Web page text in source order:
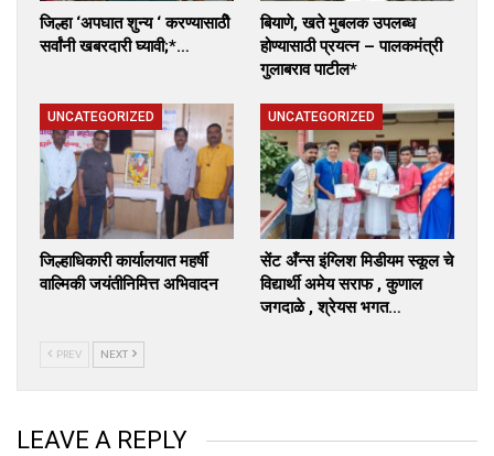
जिल्हा ‘अपघात शुन्य ‘ करण्यासाठीे
सर्वांनी खबरदारी घ्यावी;*…
बियाणे, खते मुबलक उपलब्ध
होण्यासाठी प्रयत्न – पालकमंत्री
गुलाबराव पाटील*
UNCATEGORIZED
जिल्हाधिकारी कार्यालयात महर्षी
वाल्मिकी जयंतीनिमित्त अभिवादन
UNCATEGORIZED
सेंट अँन्स इंग्लिश मिडीयम स्कूल चे
विद्यार्थी अमेय सराफ , कुणाल
जगदाळे , श्रेयस भगत…
PREV NEXT
LEAVE A REPLY